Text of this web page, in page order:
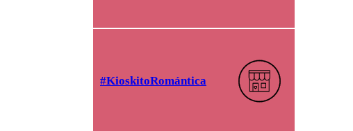
#KioskitoRomántica